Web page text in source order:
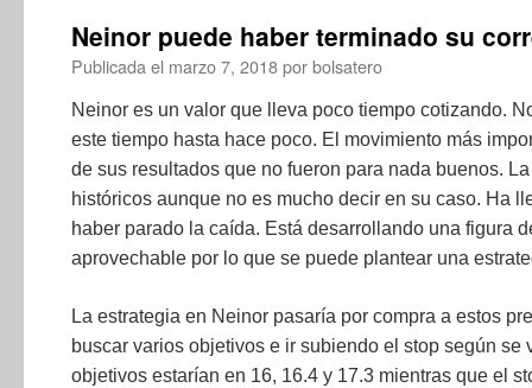
Neinor puede haber terminado su
Publicada el marzo 7, 2018porbolsatero
Neinor es un valor que lleva poco tiempo cotizando.
este tiempo hasta hace poco. El movimiento más
de sus resultados que no fueron para nada buenos.
históricos aunque no es mucho decir en su caso. Ha
haber parado la caída. Está desarrollando una figura
aprovechable por lo que se puede plantear una
La estrategia en Neinor pasaría por compra a estos
buscar varios objetivos e ir subiendo el stop según se
objetivos estarían en 16, 16.4 y 17.3 mientras que el